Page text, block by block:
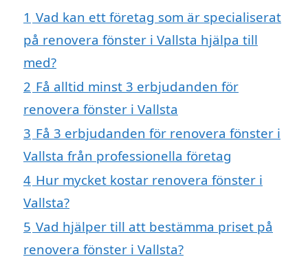
1 Vad kan ett företag som är specialiserat
på renovera fönster i Vallsta hjälpa till
med?
2 Få alltid minst 3 erbjudanden för
renovera fönster i Vallsta
3 Få 3 erbjudanden för renovera fönster i
Vallsta från professionella företag
4 Hur mycket kostar renovera fönster i
Vallsta?
5 Vad hjälper till att bestämma priset på
renovera fönster i Vallsta?